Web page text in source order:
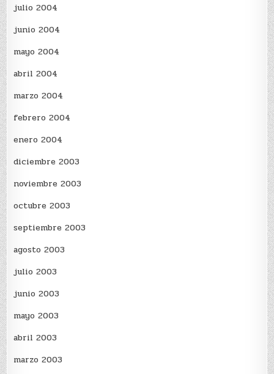
julio 2004
junio 2004
mayo 2004
abril 2004
marzo 2004
febrero 2004
enero 2004
diciembre 2003
noviembre 2003
octubre 2003
septiembre 2003
agosto 2003
julio 2003
junio 2003
mayo 2003
abril 2003
marzo 2003